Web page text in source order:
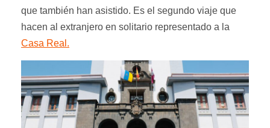
que también han asistido. Es el segundo viaje que
hacen al extranjero en solitario representado a la
Casa Real.